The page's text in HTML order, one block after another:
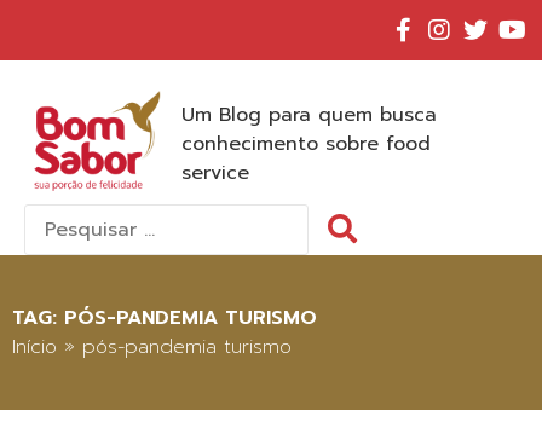
Um Blog para quem busca
conhecimento sobre food
service
Pesquisar
por:
TAG: PÓS-PANDEMIA TURISMO
Início » pós-pandemia turismo